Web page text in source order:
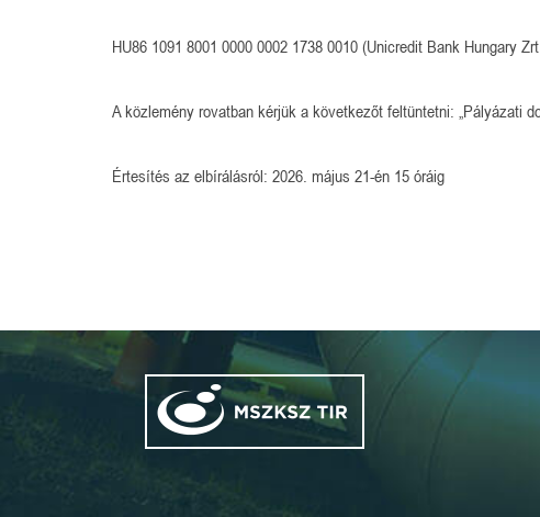
HU86 1091 8001 0000 0002 1738 0010 (Unicredit Bank Hungary
A közlemény rovatban kérjük a következőt feltüntetni: „Pályázati
Értesítés az elbírálásról: 2026. május 21-én 15 óráig